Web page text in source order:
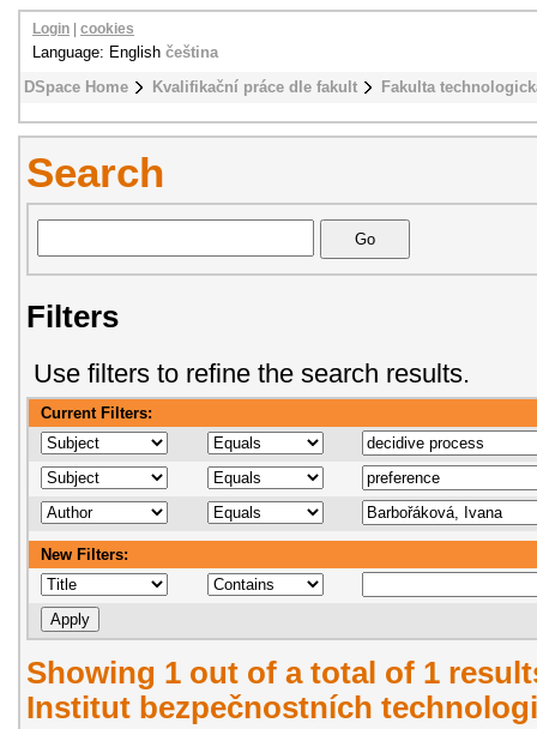
DSpace Home Kvalifikační práce dle fakult Fakulta
Login cookies
Language: English čeština
Search
Filters
Use filters to refine the search results.
Current Filters:
New Filters:
Showing 1 out of a total of 1
Institut bezpečnostních